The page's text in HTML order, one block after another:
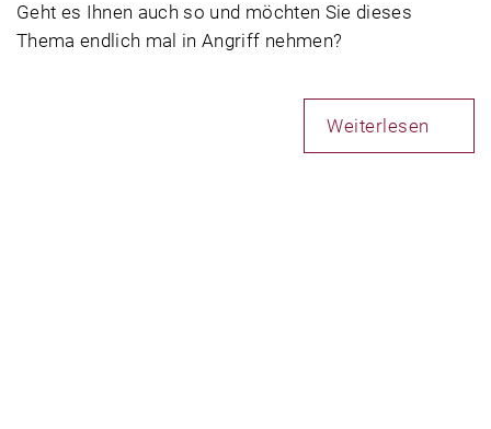
Geht es Ihnen auch so und möchten Sie dieses
Thema endlich mal in Angriff nehmen?
Weiterlesen